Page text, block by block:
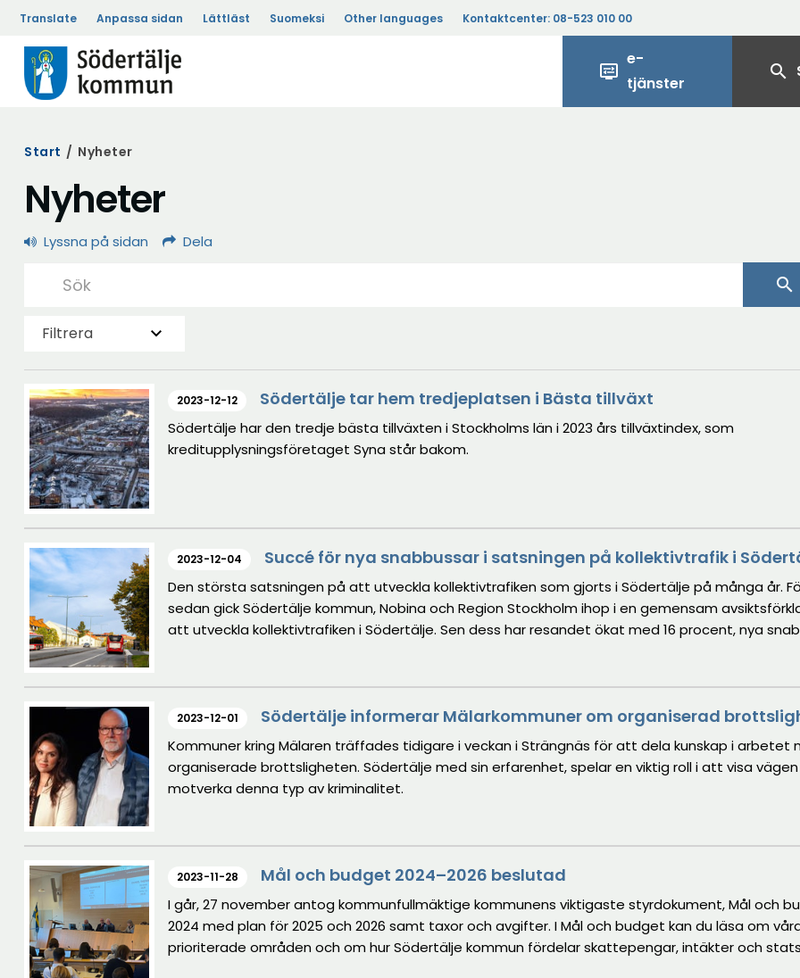
Translate Anpassa sidan Lättläst Suomeksi Other languages Kontaktcenter: 08-523 010 00
display_settings
e-
tjänster
search
Start / Nyheter
Nyheter
Lyssna på sidan Dela
search
Filtrera
2023-12-12 Södertälje tar hem tredjeplatsen i Bästa tillväxt
Södertälje har den tredje bästa tillväxten i Stockholms län i 2023 års tillväxtindex, som
kreditupplysningsföretaget Syna står bakom.
2023-12-04 Succé för nya snabbussar i satsningen på kollektivtrafik i
Den största satsningen på att utveckla kollektivtrafiken som gjorts i Södertälje på många år.
sedan gick Södertälje kommun, Nobina och Region Stockholm ihop i en gemensam
att utveckla kollektivtrafiken i Södertälje. Sen dess har resandet ökat med 16 procent, nya
2023-12-01 Södertälje informerar Mälarkommuner om organiserad
Kommuner kring Mälaren träffades tidigare i veckan i Strängnäs för att dela kunskap i arbetet
organiserade brottsligheten. Södertälje med sin erfarenhet, spelar en viktig roll i att visa
motverka denna typ av kriminalitet.
2023-11-28 Mål och budget 2024–2026 beslutad
I går, 27 november antog kommunfullmäktige kommunens viktigaste styrdokument, Mål och
2024 med plan för 2025 och 2026 samt taxor och avgifter. I Mål och budget kan du läsa om
prioriterade områden och om hur Södertälje kommun fördelar skattepengar, intäkter och